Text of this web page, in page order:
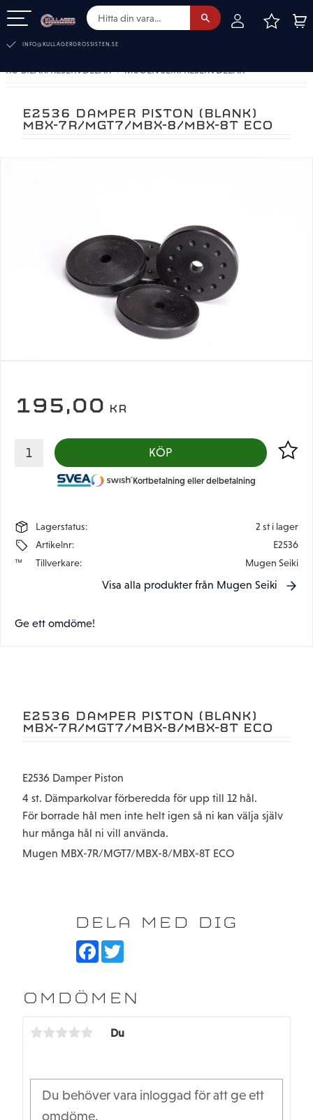
INFO@KULLAGERGROSSISTEN.SE
RC-BILAR. RESERVDELAR MUGEN SEIKI RESERVDELAR
E2536 DAMPER PISTON (BLANK)
MBX-7R/MGT7/MBX-8/MBX-8T ECO
195,00 KR
KÖP Lägg
Kortbetalning eller delbetalning
Lagerstatus
2 st i lager
Artikelnr
E2536
Tillverkare
Mugen Seiki
Visa alla produkter från Mugen Seiki
Ge ett omdöme!
E2536 DAMPER PISTON (BLANK)
MBX-7R/MGT7/MBX-8/MBX-8T ECO
E2536 Damper Piston
4 st. Dämparkolvar förberedda för upp till 12 hål.
För borrade hål men inte helt igen så ni kan välja själv
hur många hål ni vill använda.
Mugen MBX-7R/MGT7/MBX-8/MBX-8T ECO
DELA MED DIG
F
b
o
T
t
e
OMDÖMEN
Du